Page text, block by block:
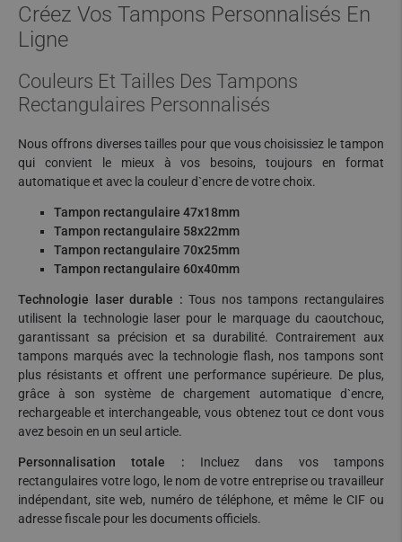
Créez Vos Tampons Personnalisés En
Ligne
Couleurs Et Tailles Des Tampons
Rectangulaires Personnalisés
Nous offrons diverses tailles pour que vous choisissiez le tampon
qui convient le mieux à vos besoins, toujours en format
automatique et avec la couleur d`encre de votre choix.
Tampon rectangulaire 47x18mm
Tampon rectangulaire 58x22mm
Tampon rectangulaire 70x25mm
Tampon rectangulaire 60x40mm
Technologie laser durable : Tous nos tampons rectangulaires
utilisent la technologie laser pour le marquage du caoutchouc,
garantissant sa précision et sa durabilité. Contrairement aux
tampons marqués avec la technologie flash, nos tampons sont
plus résistants et offrent une performance supérieure. De plus,
grâce à son système de chargement automatique d`encre,
rechargeable et interchangeable, vous obtenez tout ce dont vous
avez besoin en un seul article.
Personnalisation totale : Incluez dans vos tampons
rectangulaires votre logo, le nom de votre entreprise ou travailleur
indépendant, site web, numéro de téléphone, et même le CIF ou
adresse fiscale pour les documents officiels.